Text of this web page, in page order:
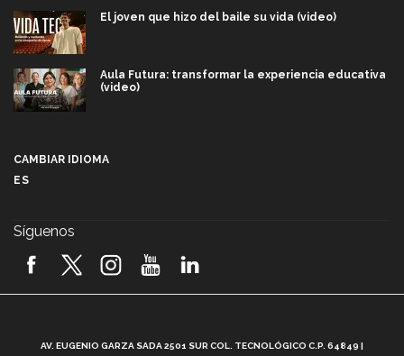
El joven que hizo del baile su vida (video)
Aula Futura: transformar la experiencia educativa
(video)
2026! (video)
CAMBIAR IDIOMA
ES
Síguenos
AV. EUGENIO GARZA SADA 2501 SUR COL. TECNOLÓGICO C.P. 64849 |